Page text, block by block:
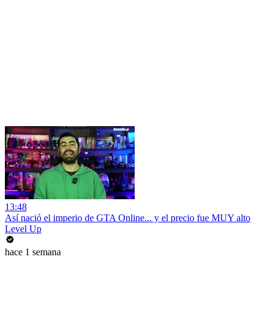
13:48
Así nació el imperio de GTA Online... y el precio fue MUY alto
Level Up
hace 1 semana